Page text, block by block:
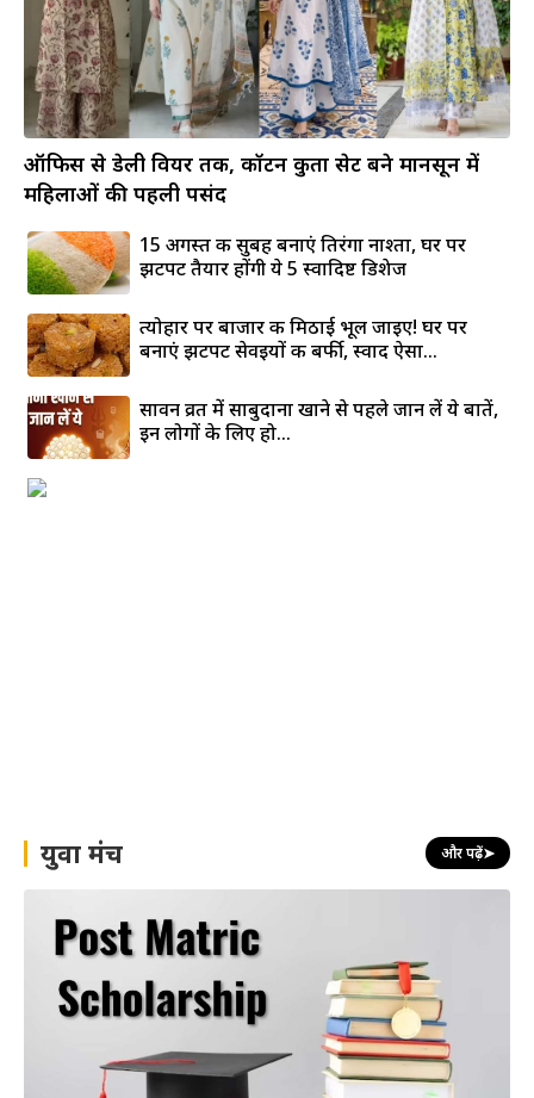
ऑफिस से डेली वियर तक, कॉटन कुर्ता सेट बने मानसून में
महिलाओं की पहली पसंद
15 अगस्त की सुबह बनाएं तिरंगा नाश्ता, घर पर
झटपट तैयार होंगी ये 5 स्वादिष्ट डिशेज
त्योहार पर बाजार की मिठाई भूल जाइए! घर पर
बनाएं झटपट सेवइयों की बर्फी, स्वाद ऐसा...
सावन व्रत में साबुदाना खाने से पहले जान लें ये बातें,
इन लोगों के लिए हो...
युवा मंच और पढ़ें➤